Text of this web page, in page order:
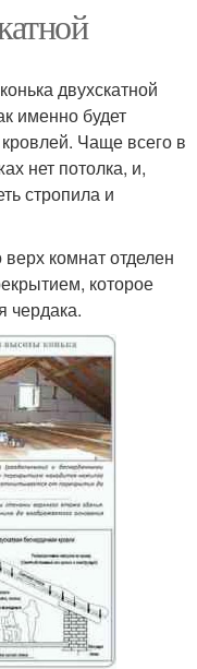
двухскатной
именно будет
Чаще всего в
нет потолка, и,
стропила и
комнат отделен
которое
чердака.